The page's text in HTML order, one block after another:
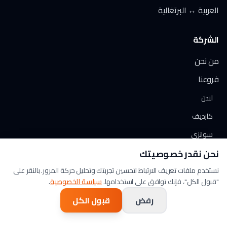
نحن نقدر خصوصيتك
نستخدم ملفات تعريف الارتباط لتحسين تجربتك وتحليل حركة المرور. بالنقر على
"قبول الكل"، فإنك توافق على استخدامها.سياسة الخصوصية.
رفض قبول الكل
العربية ↔ البرتغالية
الشركة
من نحن
فروعنا
لندن
كارديف
سوانزي
نيوبورت
الوظائف
تواصل معنا